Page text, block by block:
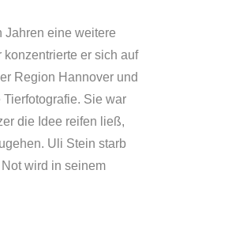
Jahren eine weitere
konzentrierte er sich auf
Region Hannover und
Sie war
die Idee reifen ließ,
Uli Stein starb
wird in seinem